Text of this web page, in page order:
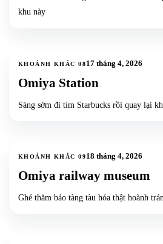
khu này
KHOẢNH KHẮC 0817 tháng 4, 2026
Omiya Station
Sáng sớm đi tìm Starbucks rồi quay lại
KHOẢNH KHẮC 0918 tháng 4, 2026
Omiya railway museum
Ghé thăm bảo tàng tàu hỏa thật hoành